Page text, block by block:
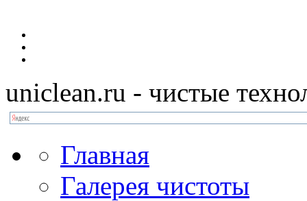
uniclean.ru - чистые
Главная
Галерея чистоты